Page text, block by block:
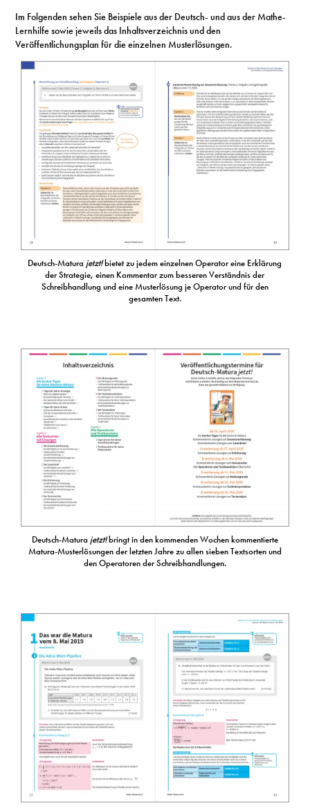
Im Folgenden sehen Sie Beispiele aus der Deutsch- und aus der Mathe-
Lernhilfe sowie jeweils das Inhaltsverzeichnis und den
Veröffentlichungsplan für die einzelnen Musterlösungen.
Deutsch-Matura jetzt!bietet zu jedem einzelnen Operator eine Erklärung
der Strategie, einen Kommentar zum besseren Verständnis der
Schreibhandlung und eine Musterlösung je Operator und für den
gesamten Text.
Deutsch-Matura jetzt!bringt in den kommenden Wochen kommentierte
Matura-Musterlösungen der letzten Jahre zu allen sieben Textsorten und
den Operatoren der Schreibhandlungen.